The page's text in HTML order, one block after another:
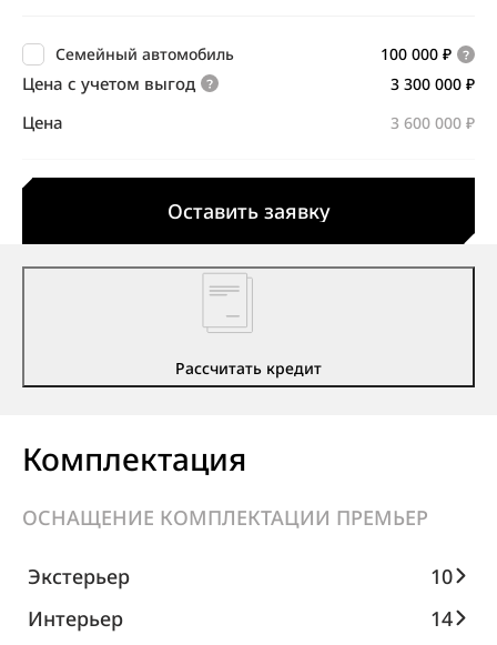
100 000 ₽
Семейный автомобиль
Цена с учетом выгод 3 300 000 ₽
Цена 3 600 000 ₽
Оставить заявку
Рассчитать кредит
Комплектация
ОСНАЩЕНИЕ КОМПЛЕКТАЦИИ ПРЕМЬЕР
Экстерьер
10
Интерьер
14